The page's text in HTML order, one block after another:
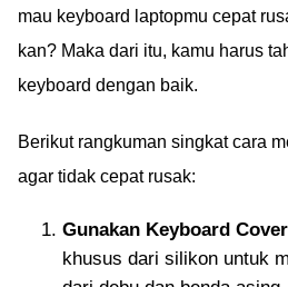
mau keyboard laptopmu cepat
kan? Maka dari itu, kamu harus
keyboard dengan baik.
Berikut rangkuman singkat cara
agar tidak cepat rusak:
Gunakan Keyboard Cover
khusus dari silikon untuk